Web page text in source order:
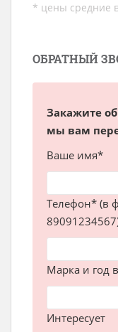
* цены средние
ОБРАТНЫЙ
Закажите
мы вам
Ваше имя*
Телефон* (в
Марка и год
Интересует